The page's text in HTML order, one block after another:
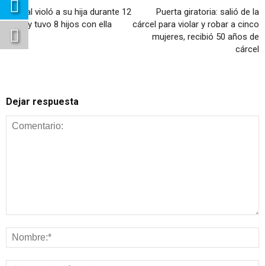
Chacal violó a su hija durante 12
años y tuvo 8 hijos con ella
Puerta giratoria: salió de la
cárcel para violar y robar a cinco
mujeres, recibió 50 años de
cárcel
Dejar respuesta